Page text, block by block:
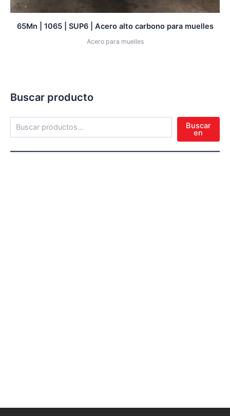
Buscar producto
Buscar
en
65Mn | 1065 | SUP6 | Acero alto carbono para muelles
Acero para muelles